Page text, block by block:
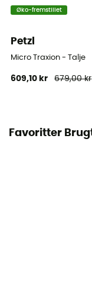
Øko-fremstillet
Petzl
Micro Traxion - Talje
609,10 kr 679,00 kr
Favoritter